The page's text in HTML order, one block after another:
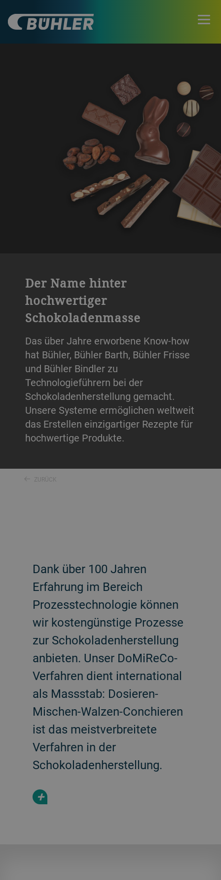
Der Name hinter
hochwertiger
Schokoladenmasse
Das über Jahre erworbene Know-how
hat Bühler, Bühler Barth, Bühler Frisse
und Bühler Bindler zu
Technologieführern bei der
Schokoladenherstellung gemacht.
Unsere Systeme ermöglichen weltweit
das Erstellen einzigartiger Rezepte für
hochwertige Produkte.
ZURÜCK
Dank über 100 Jahren
Erfahrung im Bereich
Prozesstechnologie können
wir kostengünstige Prozesse
zur Schokoladenherstellung
anbieten. Unser DoMiReCo-
Verfahren dient international
als Massstab: Dosieren-
Mischen-Walzen-Conchieren
ist das meistverbreitete
Verfahren in der
Schokoladenherstellung.
+